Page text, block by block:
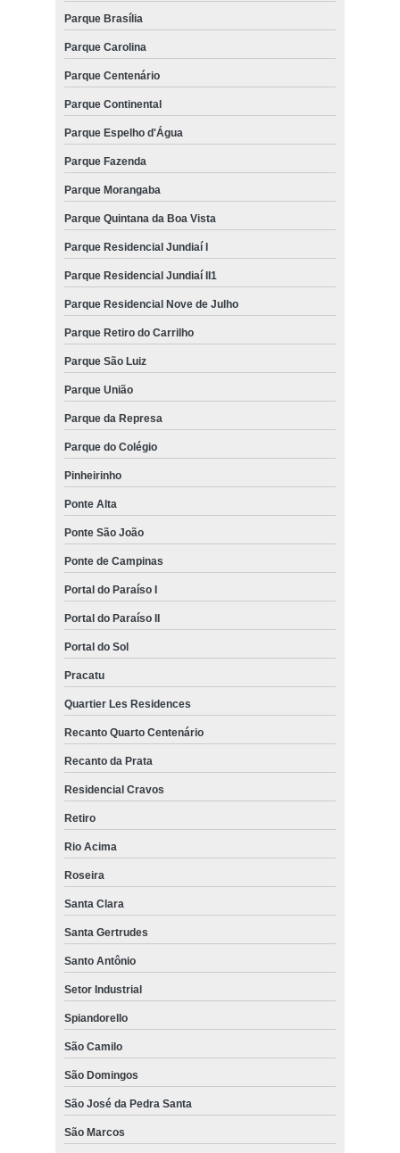
Parque Brasília
Parque Carolina
Parque Centenário
Parque Continental
Parque Espelho d'Água
Parque Fazenda
Parque Morangaba
Parque Quintana da Boa Vista
Parque Residencial Jundiaí I
Parque Residencial Jundiaí II1
Parque Residencial Nove de Julho
Parque Retiro do Carrilho
Parque São Luiz
Parque União
Parque da Represa
Parque do Colégio
Pinheirinho
Ponte Alta
Ponte São João
Ponte de Campinas
Portal do Paraíso I
Portal do Paraíso II
Portal do Sol
Pracatu
Quartier Les Residences
Recanto Quarto Centenário
Recanto da Prata
Residencial Cravos
Retiro
Rio Acima
Roseira
Santa Clara
Santa Gertrudes
Santo Antônio
Setor Industrial
Spiandorello
São Camilo
São Domingos
São José da Pedra Santa
São Marcos